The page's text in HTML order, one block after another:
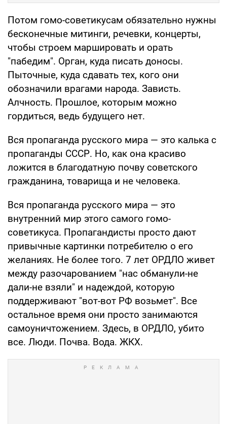
Потом гомо-советикусам обязательно нужны
бесконечные митинги, речевки, концерты,
чтобы строем маршировать и орать
"пабедим". Орган, куда писать доносы.
Пыточные, куда сдавать тех, кого они
обозначили врагами народа. Зависть.
Алчность. Прошлое, которым можно
гордиться, ведь будущего нет.
Вся пропаганда русского мира — это калька с
пропаганды СССР. Но, как она красиво
ложится в благодатную почву советского
гражданина, товарища и не человека.
Вся пропаганда русского мира — это
внутренний мир этого самого гомо-
советикуса. Пропагандисты просто дают
привычные картинки потребителю о его
желаниях. Не более того. 7 лет ОРДЛО живет
между разочарованием "нас обманули-не
дали-не взяли" и надеждой, которую
поддерживают "вот-вот РФ возьмет". Все
остальное время они просто занимаются
самоуничтожением. Здесь, в ОРДЛО, убито
все. Люди. Почва. Вода. ЖКХ.